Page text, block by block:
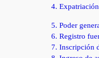
4.
5. Poder
6. Registro
7. Inscripción